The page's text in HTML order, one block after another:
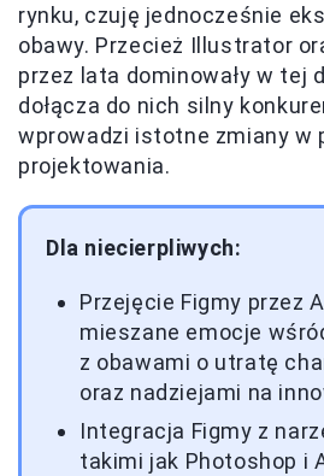
rynku, czuję jednocześnie
obawy. Przecież Illustrator
przez lata dominowały w tej
dołącza do nich silny
wprowadzi istotne zmiany w
projektowania.
Dla niecierpliwych:
Przejęcie Figmy przez
mieszane emocje
z obawami o utratę
oraz nadziejami na
Integracja Figmy z
takimi jak Photoshop i